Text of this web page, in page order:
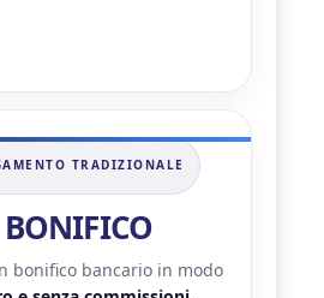
TRADIZIONALE
BONIFICO
bonifico bancario in modo